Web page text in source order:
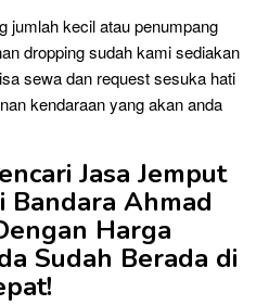
jumlah kecil atau penumpang
dropping sudah kami sediakan
sewa dan request sesuka hati
kendaraan yang akan anda
Jasa Jemput
Bandara Ahmad
Harga
Sudah Berada di